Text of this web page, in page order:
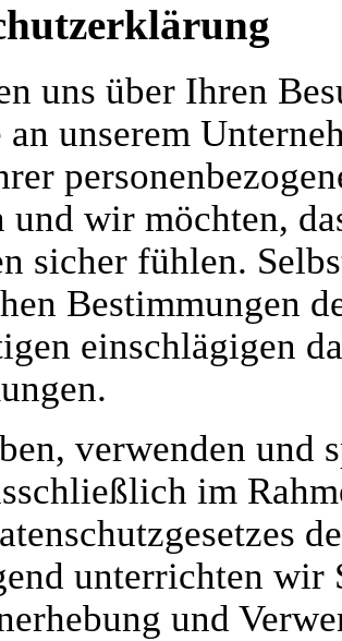
uns über Ihren
an unserem
wir möchten,
sicher fühlen.
Bestimmungen
einschlägigen
verwenden und
im
unterrichten wir
und